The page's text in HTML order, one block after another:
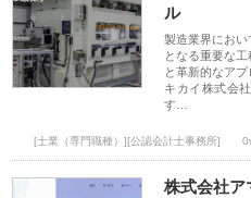
ル
製造業界にお
となる重要な
と革新的なア
キカイ株式会
す…
[士業（専門職種）][公認会計士事務所]
株式会社ア